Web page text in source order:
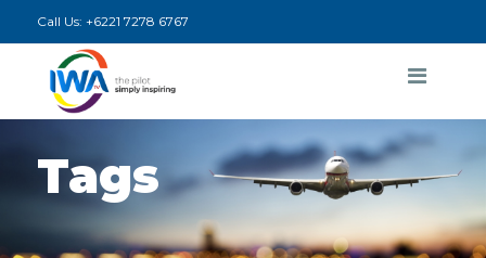
Call Us: +6221 7278 6767
Tags